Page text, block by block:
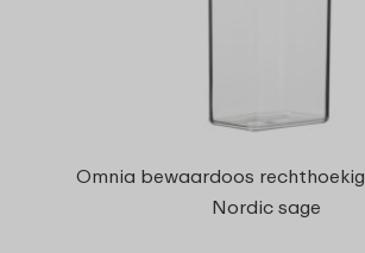
Omnia bewaardoos
Nordic sage